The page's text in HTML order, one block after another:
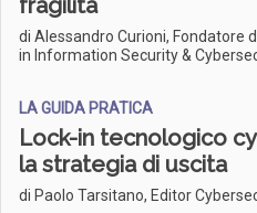
fragilità
di Alessandro Curioni, Fondatore
in Information Security &
LA GUIDA PRATICA
Lock-in tecnologico
la strategia di uscita
di Paolo Tarsitano, Editor